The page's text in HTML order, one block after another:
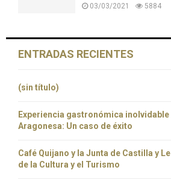
03/03/2021 5884
ENTRADAS RECIENTES
(sin título)
Experiencia gastronómica inolvidable
Aragonesa: Un caso de éxito
Café Quijano y la Junta de Castilla y
de la Cultura y el Turismo